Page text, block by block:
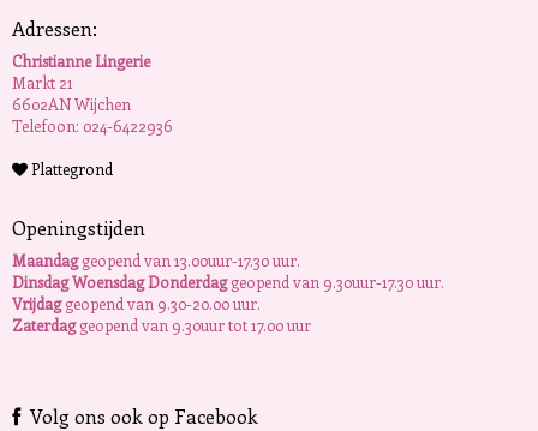
Adressen:
Christianne Lingerie
Markt 21
6602AN Wijchen
Telefoon: 024-6422936
Plattegrond
Openingstijden
Maandaggeopend van 13.00uur-17.30 uur.
Dinsdag Woensdag Donderdaggeopend van 9.30uur-17.30 uur.
Vrijdaggeopend van 9.30-20.00 uur.
Zaterdaggeopend van 9.30uur tot 17.00 uur
Volg ons ook op Facebook